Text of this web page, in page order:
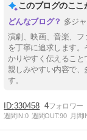
このブログのここ
多ジ
演劇、映画、音楽、
を丁寧に追求します
かりやすく伝えること
親しみやすい内容で
す。
330458 4
週間IN:0 週間OUT:90 月間